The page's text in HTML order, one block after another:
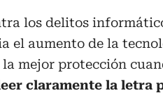
los delitos
el aumento de la
mejor protección
claramente la letra